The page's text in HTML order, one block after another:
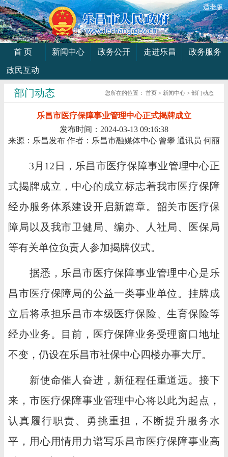
适老版
首 页 新闻中心 政务公开 走进乐昌
政务服务
政民互动
部门动态 您所在的位置：首页 > 新闻中心 >部门动态
乐昌市医疗保障事业管理中心正式揭牌成立
发布时间：2024-03-13 09:16:38
来源：乐昌发布 作者：乐昌市融媒体中心 曾攀 通讯员 何丽
3月12日，乐昌市医疗保障事业管理中心正
式揭牌成立，中心的成立标志着我市医疗保障
经办服务体系建设开启新篇章。韶关市医疗保
障局以及我市卫健局、编办、人社局、医保局
等有关单位负责人参加揭牌仪式。
据悉，乐昌市医疗保障事业管理中心是乐
昌市医疗保障局的公益一类事业单位。挂牌成
立后将承担乐昌市本级医疗保险、生育保险等
经办业务。目前，医疗保障业务受理窗口地址
不变，仍设在乐昌市社保中心四楼办事大厅。
新使命催人奋进，新征程任重道远。接下
来，市医疗保障事业管理中心将以此为起点，
认真履行职责、勇挑重担，不断提升服务水
平，用心用情用力谱写乐昌市医疗保障事业高